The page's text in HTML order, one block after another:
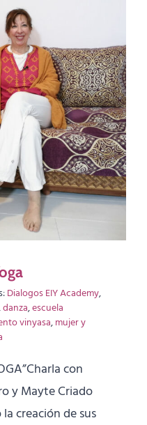
Dialogos EIY Academy,
danza,escuela
vinyasa,mujer y
con
y Mayte Criado
creación de sus